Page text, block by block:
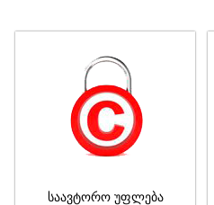
საავტორო უფლება